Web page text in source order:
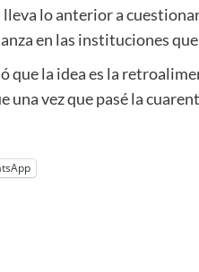
lleva lo anterior a
en las instituciones
que la idea es la
una vez que pasé la